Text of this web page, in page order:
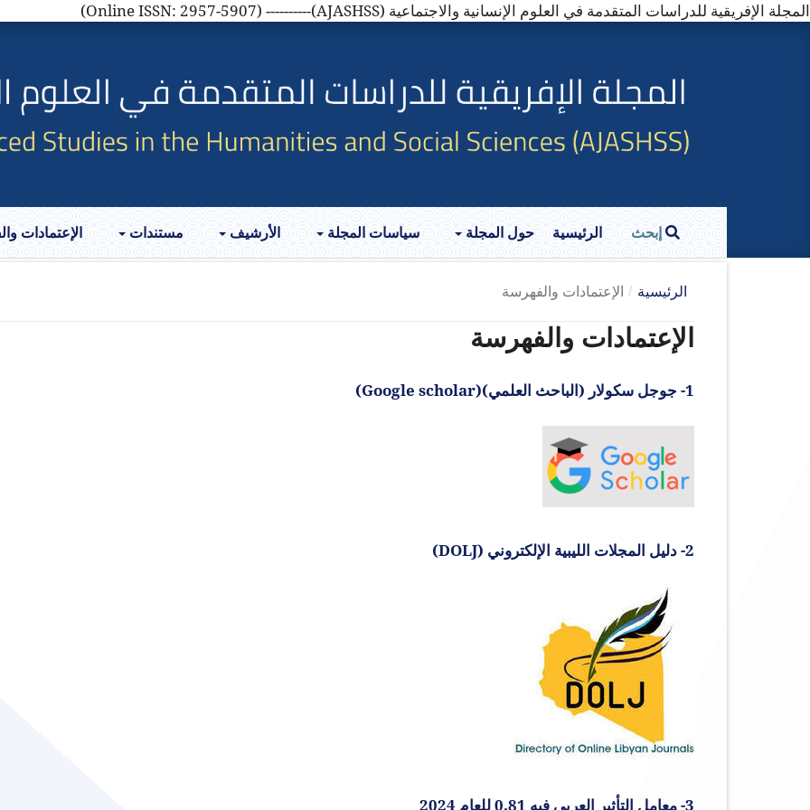
المجلة الإفريقية للدراسات المتقدمة في العلوم الإنسانية والاجتماعية (AJASHSS)---------- (Online ISSN: 2957-5907)
الرئيسية حول المجلة سياسات المجلة الأرشيف مستندات الإعتمادات إبحث
الرئيسية / الإعتمادات والفهرسة
الإعتمادات والفهرسة
1- جوجل سكولار (الباحث العلمي)(Google scholar)
2- دليل المجلات الليبية الإلكتروني (DOLJ)
3- معامل التأثير العربي فيه 0.81 للعام 2024